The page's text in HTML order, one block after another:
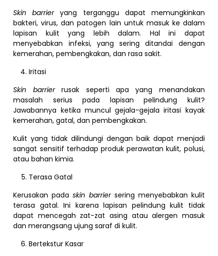
Skin barrieryang terganggu dapat memungkinkan
bakteri, virus, dan patogen lain untuk masuk ke dalam
lapisan kulit yang lebih dalam. Hal ini dapat
menyebabkan infeksi, yang sering ditandai dengan
kemerahan, pembengkakan, dan rasa sakit.
Iritasi
Skin barrierrusak seperti apa yang menandakan
masalah serius pada lapisan pelindung kulit?
Jawabannya ketika muncul gejala-gejala iritasi kayak
kemerahan, gatal, dan pembengkakan.
Kulit yang tidak dilindungi dengan baik dapat menjadi
sangat sensitif terhadap produk perawatan kulit, polusi,
atau bahan kimia.
Terasa Gatal
Kerusakan padaskin barriersering menyebabkan kulit
terasa gatal. Ini karena lapisan pelindung kulit tidak
dapat mencegah zat-zat asing atau alergen masuk
dan merangsang ujung saraf di kulit.
Bertekstur Kasar